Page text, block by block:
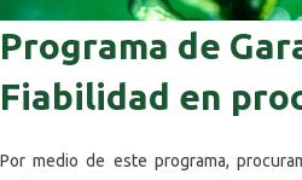
Programa de
Fiabilidad en
Por medio de este programa,